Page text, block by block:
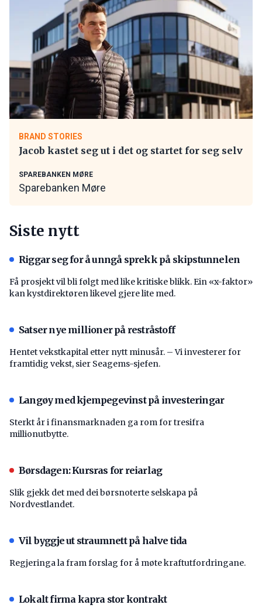
BRAND STORIES
Jacob kastet seg ut i det og startet for seg selv
SPAREBANKEN MØRE
Sparebanken Møre
Siste nytt
Riggar seg for å unngå sprekk på skipstunnelen
Få prosjekt vil bli følgt med like kritiske blikk. Ein «x-faktor»
kan kystdirektøren likevel gjere lite med.
Satser nye millioner på restråstoff
Hentet vekstkapital etter nytt minusår. – Vi investerer for
framtidig vekst, sier Seagems-sjefen.
Langøy med kjempegevinst på investeringar
Sterkt år i finansmarknaden ga rom for tresifra
millionutbytte.
Børsdagen: Kursras for reiarlag
Slik gjekk det med dei børsnoterte selskapa på
Nordvestlandet.
Vil byggje ut straumnett på halve tida
Regjeringa la fram forslag for å møte kraftutfordringane.
Lokalt firma kapra stor kontrakt